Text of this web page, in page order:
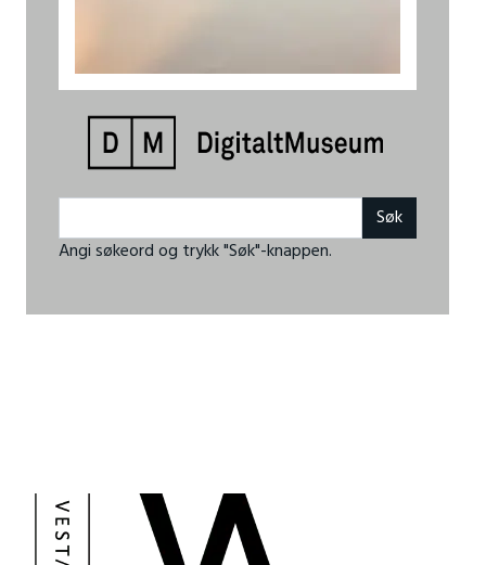
Angi søkeord og trykk "Søk"-knappen.